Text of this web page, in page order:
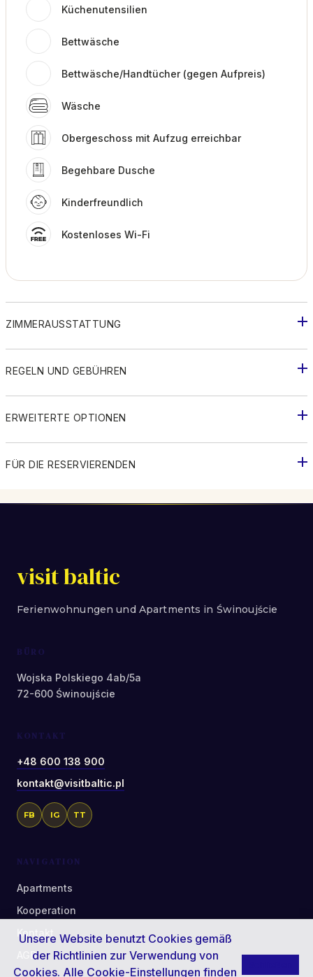
Küchenutensilien
Bettwäsche
Bettwäsche/Handtücher (gegen Aufpreis)
Wäsche
Obergeschoss mit Aufzug erreichbar
Begehbare Dusche
Kinderfreundlich
Kostenloses Wi-Fi
ZIMMERAUSSTATTUNG
REGELN UND GEBÜHREN
ERWEITERTE OPTIONEN
FÜR DIE RESERVIERENDEN
visit baltic
Ferienwohnungen und Apartments in Świnoujście
BÜRO
Wojska Polskiego 4ab/5a
72-600 Świnoujście
KONTAKT
+48 600 138 900
kontakt@visitbaltic.pl
FB IG TT
NAVIGATION
Apartments
Kooperation
Kontakt
AGB
Unsere Website benutzt Cookies gemäß
der Richtlinien zur Verwendung von
Cookies. Alle Cookie-Einstellungen finden